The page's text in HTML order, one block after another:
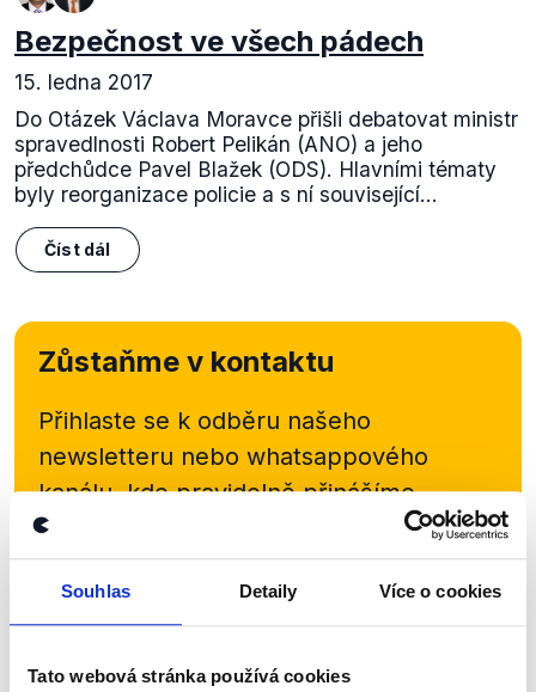
Souhlas Detaily Více o cookies
Tato webová stránka používá cookies
Bezpečnost ve všech pádech
15. ledna 2017
Do Otázek Václava Moravce přišli debatovat ministr
spravedlnosti Robert Pelikán (ANO) a jeho
předchůdce Pavel Blažek (ODS). Hlavními tématy
byly reorganizace policie a s ní související...
Číst dál
Zůstaňme v kontaktu
Přihlaste se k odběru našeho
newsletteru nebo whatsappového
kanálu, kde pravidelně přinášíme
shrnutí nejzajímavějších článků a analýz.
Začněte nás odebírat, a mějte tak
přehled o tom, jaké dezinformace a
nepravdy se zrovna v Česku šíří.